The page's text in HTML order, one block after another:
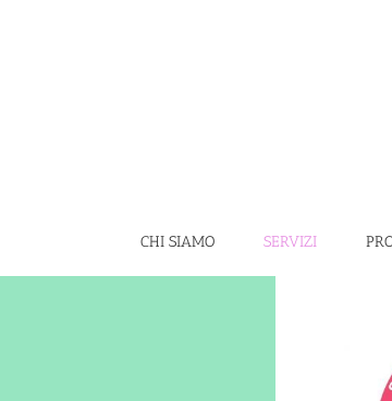
CHI SIAMO SERVIZI